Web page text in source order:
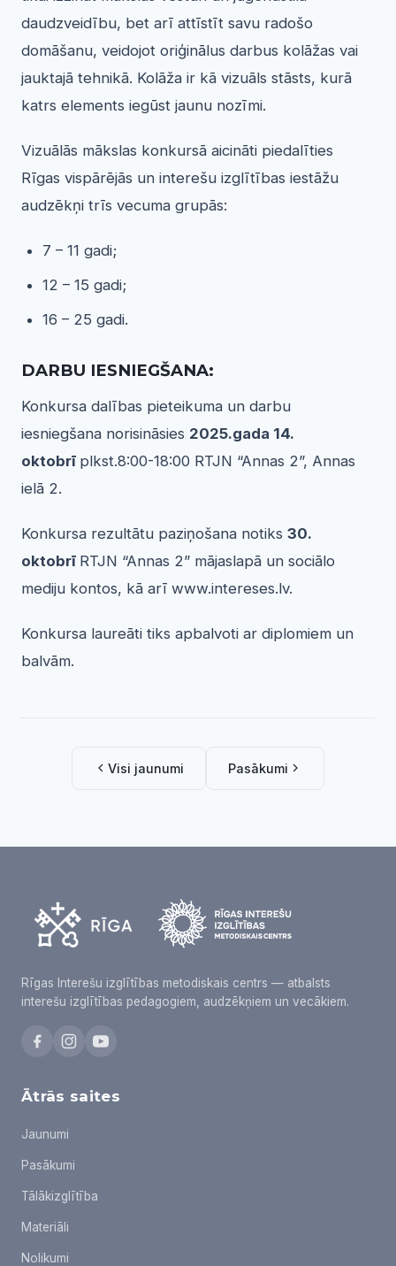
daudzveidību, bet arī attīstīt savu radošo
domāšanu, veidojot oriģinālus darbus kolāžas vai
jauktajā tehnikā. Kolāža ir kā vizuāls stāsts, kurā
katrs elements iegūst jaunu nozīmi.
Vizuālās mākslas konkursā aicināti piedalīties
Rīgas vispārējās un interešu izglītības iestāžu
audzēkņi trīs vecuma grupās:
7 – 11 gadi;
12 – 15 gadi;
16 – 25 gadi.
DARBU IESNIEGŠANA:
Konkursa dalības pieteikuma un darbu
iesniegšana norisināsies 2025.gada 14.
oktobrī plkst.8:00-18:00 RTJN “Annas 2”, Annas
ielā 2.
Konkursa rezultātu paziņošana notiks 30.
oktobrī RTJN “Annas 2” mājaslapā un sociālo
mediju kontos, kā arī www.intereses.lv.
Konkursa laureāti tiks apbalvoti ar diplomiem un
balvām.
Visi jaunumi Pasākumi
Rīgas Interešu izglītības metodiskais centrs — atbalsts
interešu izglītības pedagogiem, audzēkņiem un vecākiem.
Ātrās saites
Jaunumi
Pasākumi
Tālākizglītība
Materiāli
Nolikumi